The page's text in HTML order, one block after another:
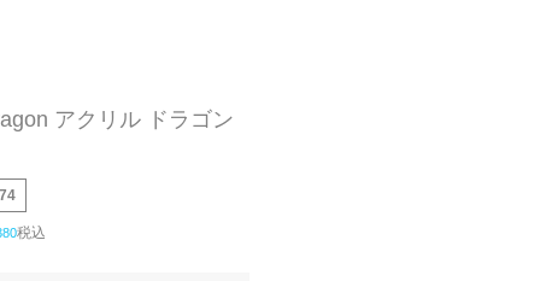
アクリル ドラゴン
税込